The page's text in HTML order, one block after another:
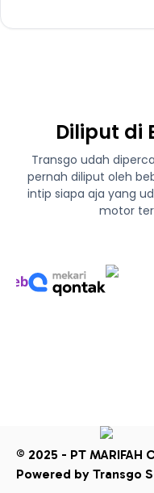
Diliput di
Transgo udah
pernah diliput oleh
intip siapa aja yang
motor
© 2025 - PT MARIFAH
Powered by Transgo